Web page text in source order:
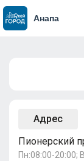
Анапа
Адрес
Пионерский
Пн:08:00-20:00;